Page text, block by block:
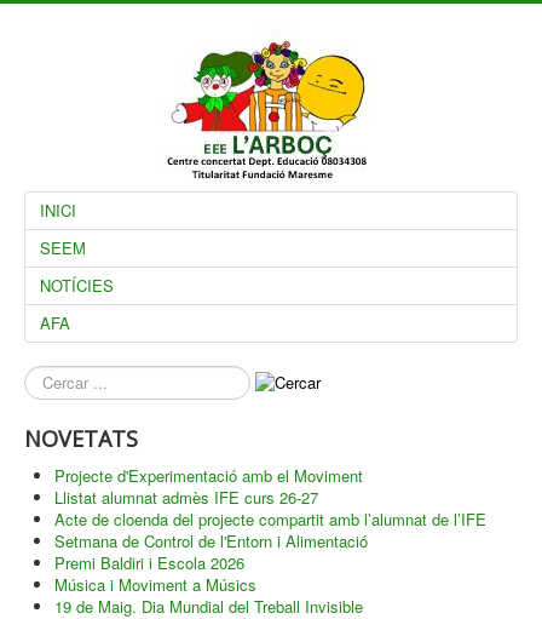
INICI
SEEM
NOTÍCIES
AFA
què
busques?
NOVETATS
Projecte d'Experimentació amb el Moviment
Llistat alumnat admès IFE curs 26-27
Acte de cloenda del projecte compartit amb l’alumnat de l’IFE
Setmana de Control de l'Entorn i Alimentació
Premi Baldiri i Escola 2026
Música i Moviment a Músics
19 de Maig. Dia Mundial del Treball Invisible